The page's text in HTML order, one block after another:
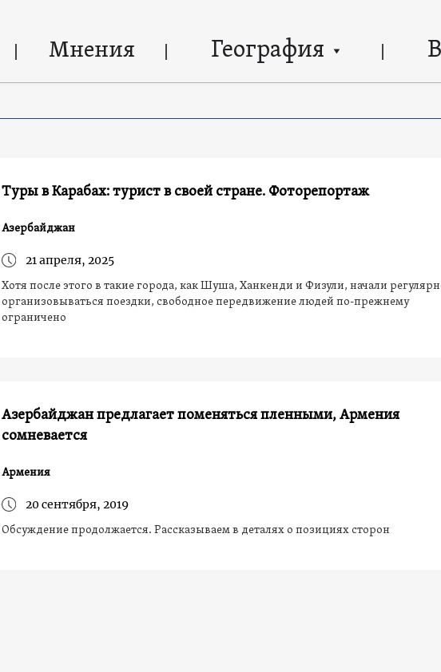
Мнения География
Туры в Карабах: турист в своей стране. Фоторепортаж
Азербайджан
21 апреля, 2025
Хотя после этого в такие города, как Шуша, Ханкенди и Физули, начали
организовываться поездки, свободное передвижение людей по-прежнему
ограничено
Азербайджан предлагает поменяться пленными, Армения
сомневается
Армения
20 сентября, 2019
Обсуждение продолжается. Рассказываем в деталях о позициях сторон